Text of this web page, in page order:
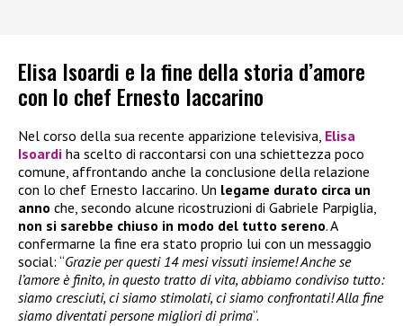
Elisa Isoardi e la fine della storia d’amore
con lo chef Ernesto Iaccarino
Nel corso della sua recente apparizione televisiva, Elisa
Isoardi ha scelto di raccontarsi con una schiettezza poco
comune, affrontando anche la conclusione della relazione
con lo chef Ernesto Iaccarino. Un legame durato circa un
anno che, secondo alcune ricostruzioni di Gabriele Parpiglia,
non si sarebbe chiuso in modo del tutto sereno. A
confermarne la fine era stato proprio lui con un messaggio
social: “Grazie per questi 14 mesi vissuti insieme! Anche se
l’amore è finito, in questo tratto di vita, abbiamo condiviso tutto:
siamo cresciuti, ci siamo stimolati, ci siamo confrontati! Alla fine
siamo diventati persone migliori di prima“.